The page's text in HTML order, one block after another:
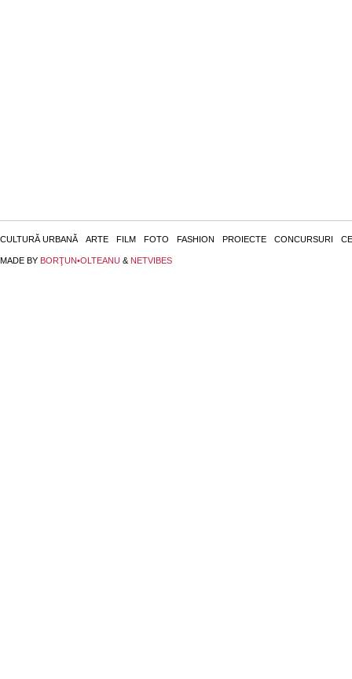
CULTURĂ URBANĂ ARTE FILM FOTO FASHION PROIECTE CONCURSURI
MADE BY BORŢUN•OLTEANU & NETVIBES